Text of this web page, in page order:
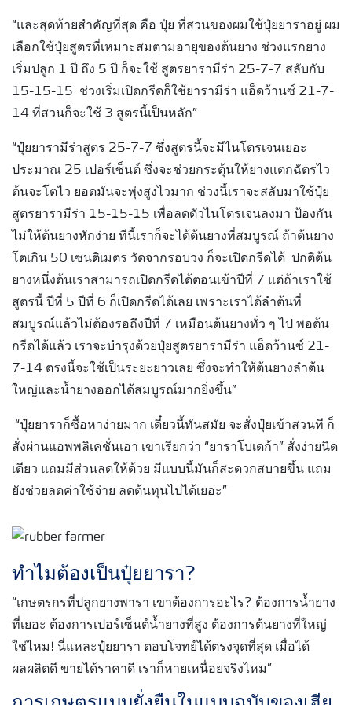
“และสุดท้ายสำคัญที่สุด คือ ปุ๋ย ที่สวนของผมใช้ปุ๋ยยาราอยู่ ผม
เลือกใช้ปุ๋ยสูตรที่เหมาะสมตามอายุของต้นยาง ช่วงแรกยาง
เริ่มปลูก 1 ปี ถึง 5 ปี ก็จะใช้ สูตรยารามีร่า 25-7-7 สลับกับ
15-15-15 ช่วงเริ่มเปิดกรีดก็ใช้ยารามีร่า แอ็ดว้านซ์ 21-7-
14 ที่สวนก็จะใช้ 3 สูตรนี้เป็นหลัก”
“ปุ๋ยยารามีร่าสูตร 25-7-7 ซึ่งสูตรนี้จะมีไนโตรเจนเยอะ
ประมาณ 25 เปอร์เซ็นต์ ซึ่งจะช่วยกระตุ้นให้ยางแตกฉัตรไว
ต้นจะโตไว ยอดมันจะพุ่งสูงไวมาก ช่วงนี้เราจะสลับมาใช้ปุ๋ย
สูตรยารามีร่า 15-15-15 เพื่อลดตัวไนโตรเจนลงมา ป้องกัน
ไม่ให้ต้นยางหักง่าย ทีนี้เราก็จะได้ต้นยางที่สมบูรณ์ ถ้าต้นยาง
โตเกิน 50 เซนติเมตร วัดจากรอบวง ก็จะเปิดกรีดได้ ปกติต้น
ยางหนึ่งต้นเราสามารถเปิดกรีดได้ตอนเข้าปีที่ 7 แต่ถ้าเราใช้
สูตรนี้ ปีที่ 5 ปีที่ 6 ก็เปิดกรีดได้เลย เพราะเราได้ลำต้นที่
สมบูรณ์แล้วไม่ต้องรอถึงปีที่ 7 เหมือนต้นยางทั่ว ๆ ไป พอต้น
กรีดได้แล้ว เราจะบำรุงด้วยปุ๋ยสูตรยารามีร่า แอ็ดว้านซ์ 21-
7-14 ตรงนี้จะใช้เป็นระยะยาวเลย ซึ่งจะทำให้ต้นยางลำต้น
ใหญ่และน้ำยางออกได้สมบูรณ์มากยิ่งขึ้น”
“ปุ๋ยยาราก็ซื้อหาง่ายมาก เดี๋ยวนี้ทันสมัย จะสั่งปุ๋ยเข้าสวนที ก็
สั่งผ่านแอพพลิเคชั่นเอา เขาเรียกว่า “ยาราโบเดก้า” สั่งง่ายนิด
เดียว แถมมีส่วนลดให้ด้วย มีแบบนี้มันก็สะดวกสบายขึ้น แถม
ยังช่วยลดค่าใช้จ่าย ลดต้นทุนไปได้เยอะ”
ทำไมต้องเป็นปุ๋ยยารา?
“เกษตรกรที่ปลูกยางพารา เขาต้องการอะไร? ต้องการน้ำยาง
ที่เยอะ ต้องการเปอร์เซ็นต์น้ำยางที่สูง ต้องการต้นยางที่ใหญ่
ใช่ไหม! นี่แหละปุ๋ยยารา ตอบโจทย์ได้ตรงจุดที่สุด เมื่อได้
ผลผลิตดี ขายได้ราคาดี เราก็หายเหนื่อยจริงไหม”